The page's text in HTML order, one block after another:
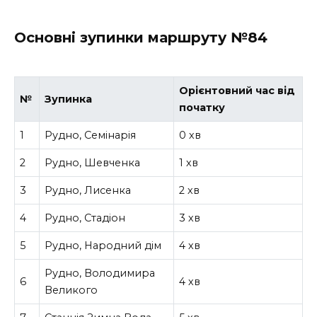
Основні зупинки маршруту №84
№ Зупинка
Орієнтовний час від
початку
1 Рудно, Семінарія 0 хв
2 Рудно, Шевченка 1 хв
3 Рудно, Лисенка 2 хв
4 Рудно, Стадіон 3 хв
5 Рудно, Народний дім 4 хв
6
Рудно, Володимира
Великого
4 хв